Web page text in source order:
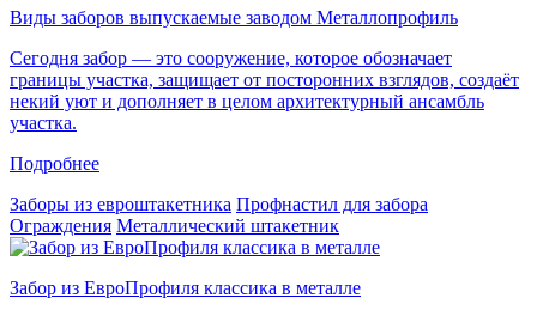
Виды заборов выпускаемые заводом Металлопрофиль
Сегодня забор — это сооружение, которое обозначает
границы участка, защищает от посторонних взглядов, создаёт
некий уют и дополняет в целом архитектурный ансамбль
участка.
Подробнее
Заборы из евроштакетника Профнастил для забора
Ограждения Металлический штакетник
Забор из ЕвроПрофиля классика в металле